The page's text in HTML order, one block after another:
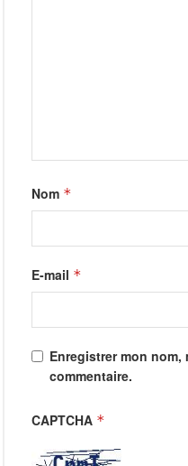
Nom *
E-mail *
Enregistrer mon
commentaire.
CAPTCHA *